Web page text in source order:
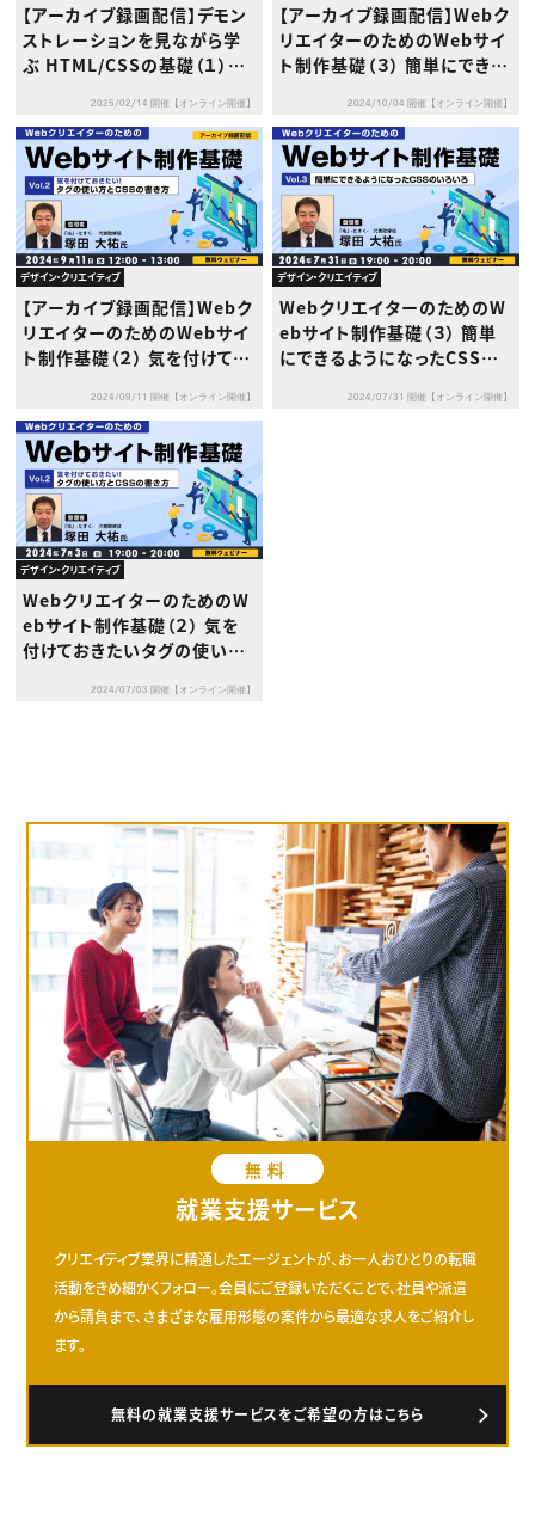
【アーカイブ録画配信】デモン
ストレーションを見ながら学
ぶ HTML/CSSの基礎（１）〜
解する〜2025/02/14 開催【オンライン開催】
【アーカイブ録画配信】Webク
リエイターのためのWebサイ
ト制作基礎（３） 簡単にできる
2024/10/04 開催【オンライン開催】
デザイン・クリエイティブ
【アーカイブ録画配信】Webク
リエイターのためのWebサイ
ト制作基礎（２） 気を付けてお
2024/09/11 開催【オンライン開催】
デザイン・クリエイティブ
WebクリエイターのためのW
ebサイト制作基礎（３） 簡単
にできるようになったCSSの
2024/07/31 開催【オンライン開催】
デザイン・クリエイティブ
WebクリエイターのためのW
ebサイト制作基礎（２） 気を
付けておきたいタグの使い方
2024/07/03 開催【オンライン開催】
無料
就業支援サービス
クリエイティブ業界に精通したエージェントが、お一人おひとりの転職
活動をきめ細かくフォロー。会員にご登録いただくことで、社員や派遣
から請負まで、さまざまな雇用形態の案件から最適な求人をご紹介し
ます。
無料の就業支援サービスをご希望の方はこちら